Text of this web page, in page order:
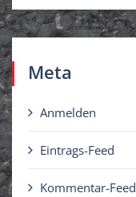
Meta
Anmelden
Eintrags-Feed
Kommentar-Feed